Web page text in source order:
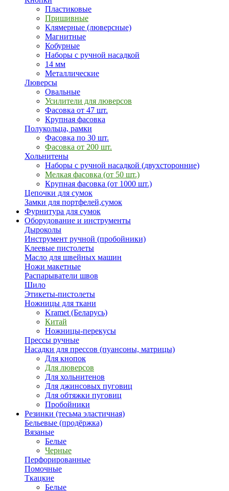
Пластиковые
Пришивные
Клямерные (люверсные)
Магнитные
Кобурные
Наборы с ручной насадкой
14 мм
Металлические
Люверсы
Овальные
Усилители для люверсов
Фасовка от 47 шт.
Крупная фасовка
Полукольца, рамки
Фасовка по 30 шт.
Фасовка от 200 шт.
Хольнитены
Наборы с ручной насадкой (двухсторонние)
Мелкая фасовка (от 50 шт.)
Крупная фасовка (от 1000 шт.)
Цепочки для сумок
Замки для портфелей,сумок
Фурнитура для сумок
Оборудование и инструменты
Дыроколы
Инструмент ручной (пробойники)
Клеевые пистолеты
Масло для швейных машин
Ножи макетные
Распарыватели швов
Шило
Этикеты-пистолеты
Ножницы для ткани
Kramet (Беларусь)
Китай
Ножницы-перекусы
Прессы ручные
Насадки для прессов (пуансоны, матрицы)
Для кнопок
Для люверсов
Для хольнитенов
Для джинсовых пуговиц
Для обтяжки пуговиц
Пробойники
Резинки (тесьма эластичная)
Бельевые (продёржка)
Вязаные
Белые
Черные
Перфорированные
Помочные
Ткацкие
Белые